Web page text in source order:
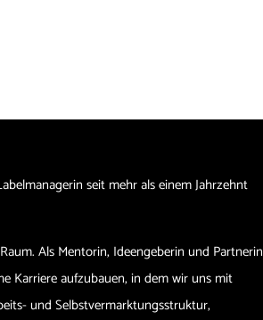
seit mehr als einem Jahrzehnt
Als Mentorin, Ideengeberin und Partnerin
Karriere aufzubauen, in dem wir uns mit
und Selbstvermarktungsstruktur,